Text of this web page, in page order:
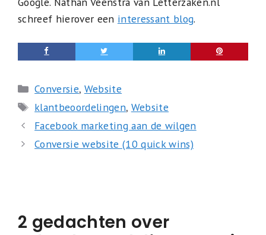
schreef hierover een interessant blog.
Categorieën
Conversie, Website
Tags
klantbeoordelingen, Website
Facebook marketing aan de wilgen
Conversie website (10 quick wins)
2 gedachten over